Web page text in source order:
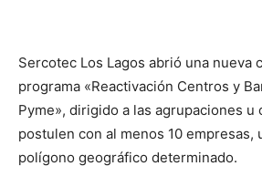
Sercotec Los Lagos abrió una nueva
programa «Reactivación Centros y
Pyme», dirigido a las agrupaciones u
postulen con al menos 10 empresas,
polígono geográfico determinado.